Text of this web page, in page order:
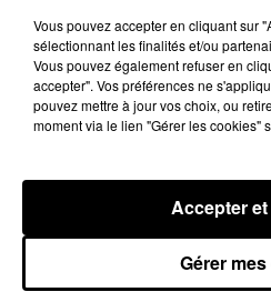
Coupe de France : les
connaissent la...
Le C'CMBM affrontera un
Centre à l'occasion des 32es
LE GRAND
Vous pouvez accepter en cliquant sur
sélectionnant les finalités et/ou
Vous pouvez également refuser en
accepter". Vos préférences ne
pouvez mettre à jour vos choix, ou
moment via le lien "Gérer les cookies"
Gérer
Accepter